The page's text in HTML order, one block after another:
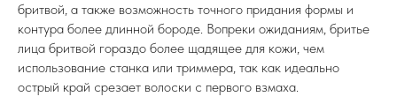
бритвой, а также возможность точного придания формы и
контура более длинной бороде. Вопреки ожиданиям, бритье
лица бритвой гораздо более щадящее для кожи, чем
использование станка или триммера, так как идеально
острый край срезает волоски с первого взмаха.